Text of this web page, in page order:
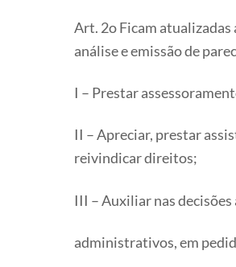
Art. 2o Ficam atualizadas
análise e emissão de
I – Prestar
II – Apreciar, prestar
reivindicar direitos;
III – Auxiliar nas
administrativos, em